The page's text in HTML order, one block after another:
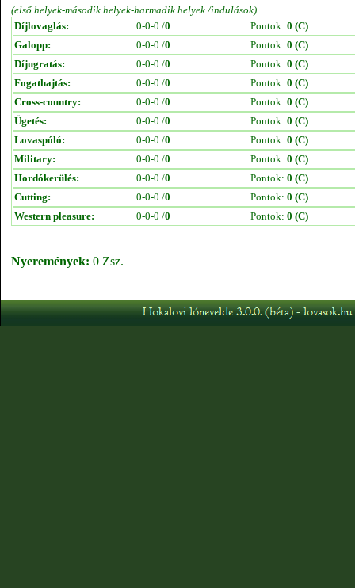
(első helyek-második helyek-harmadik helyek /indulások)
Díjlovaglás:
0-0-0 /0 Pontok: 0 (C)
Galopp:
0-0-0 /0 Pontok: 0 (C)
Díjugratás:
0-0-0 /0 Pontok: 0 (C)
Fogathajtás:
0-0-0 /0 Pontok: 0 (C)
Cross-country:
0-0-0 /0 Pontok: 0 (C)
Ügetés:
0-0-0 /0 Pontok: 0 (C)
Lovaspóló:
0-0-0 /0 Pontok: 0 (C)
Military:
0-0-0 /0 Pontok: 0 (C)
Hordókerülés:
0-0-0 /0 Pontok: 0 (C)
Cutting:
0-0-0 /0 Pontok: 0 (C)
Western pleasure:
0-0-0 /0 Pontok: 0 (C)
Nyeremények: 0 Zsz.